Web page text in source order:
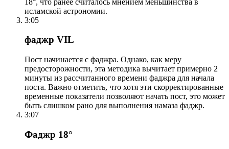
исламской астрономии.
3:05
фаджр VIL
Пост начинается с фаджра. Однако, как меру
предосторожности, эта методика вычитает примерно 2
минуты из рассчитанного времени фаджра для начала
поста. Важно отметить, что хотя эти скорректированные
временные показатели позволяют начать пост, это может
быть слишком рано для выполнения намаза фаджр.
3:07
Фаджр 18°